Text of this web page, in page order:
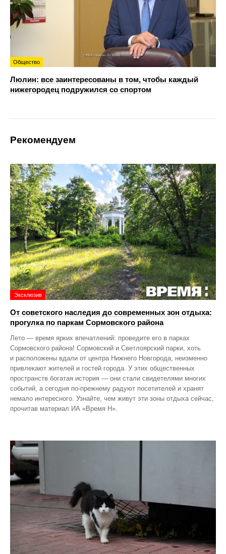
Общество
Люлин: все заинтересованы в том, чтобы каждый
нижегородец подружился со спортом
Рекомендуем
Эксклюзив
От советского наследия до современных зон отдыха:
прогулка по паркам Сормовского района
Лето — время ярких впечатлений: проведите его в парках
Сормовского района! Сормовский и Светлоярский парки, хоть
и расположены вдали от центра Нижнего Новгорода, неизменно
привлекают жителей и гостей города. У этих общественных
пространств богатая история — они стали свидетелями многих
событий, а сегодня по‑прежнему радуют посетителей и хранят
немало интересного. Узнайте, чем живут эти зоны отдыха сейчас,
прочитав материал ИА «Время Н».